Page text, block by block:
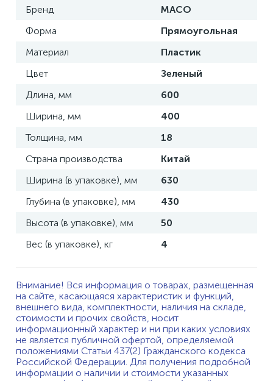
Бренд
MACO
Форма
Прямоугольная
Материал
Пластик
Цвет
Зеленый
Длина, мм
600
Ширина, мм
400
Толщина, мм
18
Страна производства
Китай
Ширина (в упаковке), мм
630
Глубина (в упаковке), мм
430
Высота (в упаковке), мм
50
Вес (в упаковке), кг
4
Внимание! Вся информация о товарах, размещенная
на сайте, касающаяся характеристик и функций,
внешнего вида, комплектности, наличия на складе,
стоимости и прочих свойств, носит
информационный характер и ни при каких условиях
не является публичной офертой, определяемой
положениями Статьи 437(2) Гражданского кодекса
Российской Федерации. Для получения подробной
информации о наличии и стоимости указанных